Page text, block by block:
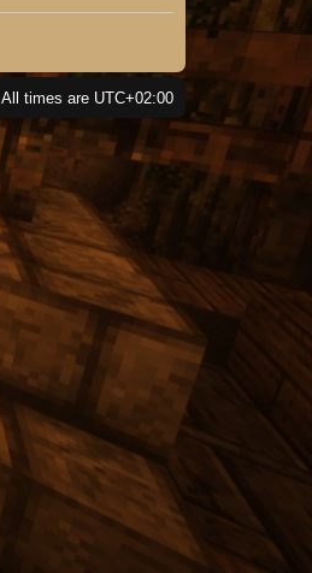
All times are UTC+02:00